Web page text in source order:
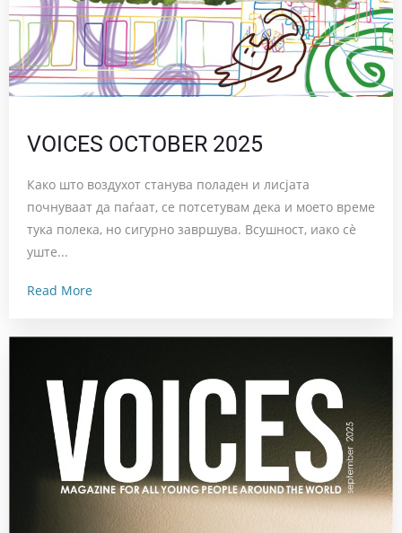
VOICES OCTOBER 2025
Како што воздухот станува поладен и лисјата
почнуваат да паѓаат, се потсетувам дека и моето време
тука полека, но сигурно завршува. Всушност, иако сè
уште...
Read More